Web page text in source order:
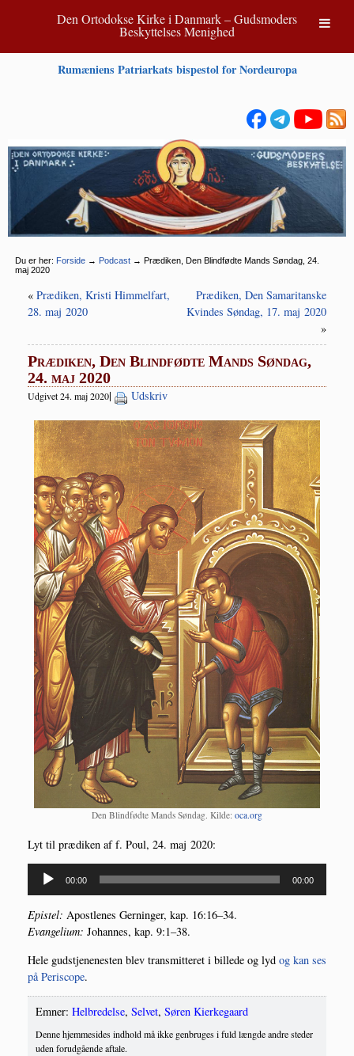
Den Ortodokse Kirke i Danmark – Gudsmoders
Beskyttelses Menighed
Rumæniens Patriarkats bispestol for Nordeuropa
Du er her: Forside → Podcast → Prædiken, Den Blindfødte Mands Søndag, 24.
maj 2020
« Prædiken, Kristi Himmelfart,
28. maj 2020
Prædiken, Den Samaritanske
Kvindes Søndag, 17. maj 2020
»
Prædiken, Den Blindfødte Mands Søndag,
24. maj 2020
Udgivet 24. maj 2020| Udskriv
Den Blind­fød­te Mands Søn­dag. Kil­de: oca.org
Lyt til præ­di­ken af f. Poul, 24. maj 2020:
Lydafspiller
00:00 00:00
Epi­stel: Apost­le­nes Ger­nin­ger, kap. 16:16–34.
Evan­ge­li­um: Johan­nes, kap. 9:1–38.
Hele gud­stje­ne­ne­sten blev trans­mit­te­ret i bil­le­de og lyd og kan ses
på Peri­scope.
Emner: Helbredelse, Selvet, Søren Kierkegaard
Denne hjemmesides indhold må ikke genbruges i fuld længde andre steder
uden forudgående aftale.